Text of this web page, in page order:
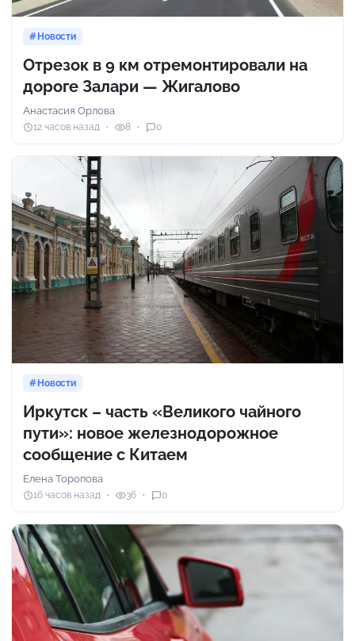
Новости
Отрезок в 9 км отремонтировали на
дороге Залари — Жигалово
Анастасия Орлова
12 часов назад 8 0
Новости
Иркутск – часть «Великого чайного
пути»: новое железнодорожное
сообщение с Китаем
Елена Торопова
16 часов назад 36 0